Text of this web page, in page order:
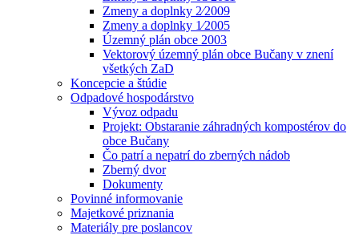
Zmeny a doplnky 2⁄2009
Zmeny a doplnky 1⁄2005
Územný plán obce 2003
Vektorový územný plán obce Bučany v znení
všetkých ZaD
Koncepcie a štúdie
Odpadové hospodárstvo
Vývoz odpadu
Projekt: Obstaranie záhradných kompostérov do
obce Bučany
Čo patrí a nepatrí do zberných nádob
Zberný dvor
Dokumenty
Povinné informovanie
Majetkové priznania
Materiály pre poslancov